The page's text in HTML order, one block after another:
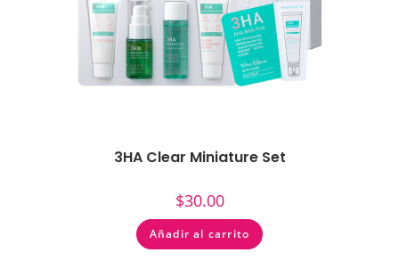
3HA Clear Miniature Set
$30.00
Añadir al carrito